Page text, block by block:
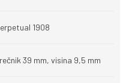
1908
39 mm, visina 9,5 mm